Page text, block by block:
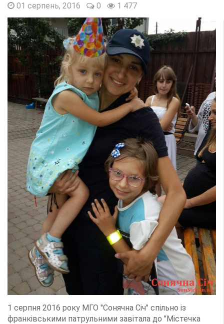
01 серпень, 2016 0 1 477
1 серпня 2016 року МГО "Сонячна Січ" спільно із
франківськими патрульними завітала до "Містечка